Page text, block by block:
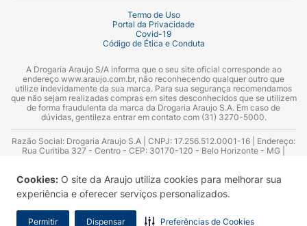
Cookies: O site da Araujo utiliza cookies para melhorar sua
experiência e oferecer serviços personalizados.
Permitir Dispensar Preferências de Cookies
Termo de Uso
Portal da Privacidade
Covid-19
Código de Ética e Conduta
A Drogaria Araujo S/A informa que o seu site oficial corresponde ao
endereço www.araujo.com.br, não reconhecendo qualquer outro que
utilize indevidamente da sua marca. Para sua segurança recomendamos
que não sejam realizadas compras em sites desconhecidos que se utilizem
de forma fraudulenta da marca da Drogaria Araujo S.A. Em caso de
dúvidas, gentileza entrar em contato com (31) 3270-5000.
Razão Social: Drogaria Araujo S.A | CNPJ: 17.256.512.0001-16 | Endereço:
Rua Curitiba 327 - Centro - CEP: 30170-120 - Belo Horizonte - MG |
Azevedo Guimarães – CRF 10.965 | Yasmin Silva Alvarenga – CRF 52.584 -
Consultor substituto: Thiago Aguiar Pinheiro - CRF Nº 13.748. Alvará
Sanitário: 2025020713 | Autorização de Funcionamento da Empresa (AFE):